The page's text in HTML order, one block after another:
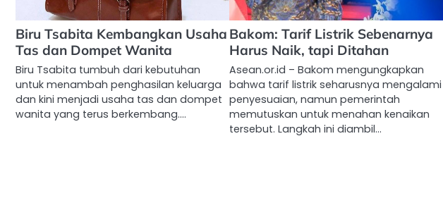
Biru Tsabita Kembangkan Usaha
Tas dan Dompet Wanita
Biru Tsabita tumbuh dari kebutuhan
untuk menambah penghasilan keluarga
dan kini menjadi usaha tas dan dompet
wanita yang terus berkembang.…
Bakom: Tarif Listrik Sebenarnya
Harus Naik, tapi Ditahan
Asean.or.id – Bakom mengungkapkan
bahwa tarif listrik seharusnya mengalami
penyesuaian, namun pemerintah
memutuskan untuk menahan kenaikan
tersebut. Langkah ini diambil…